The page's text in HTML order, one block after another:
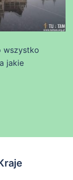
wszystko
jakie